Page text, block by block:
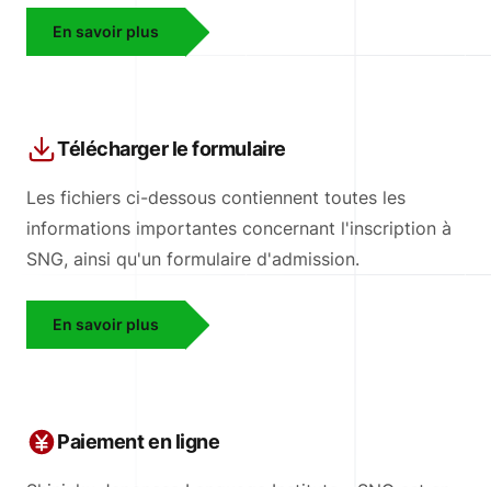
En savoir plus
Télécharger le formulaire
Les fichiers ci-dessous contiennent toutes les
informations importantes concernant l'inscription à
SNG, ainsi qu'un formulaire d'admission.
En savoir plus
Paiement en ligne